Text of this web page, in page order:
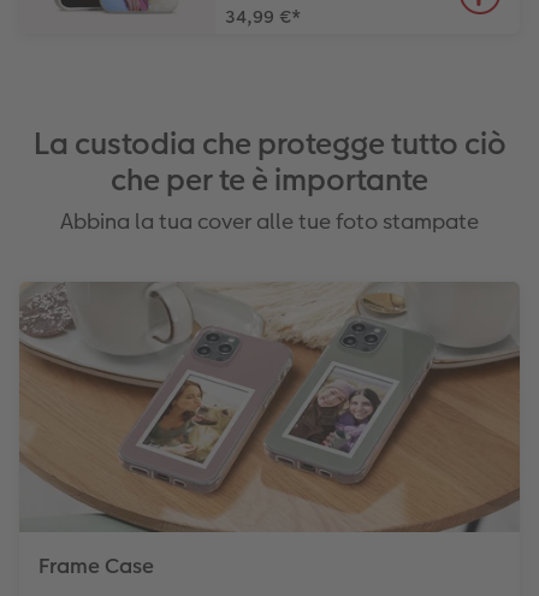
34,99 €*
La custodia che protegge tutto ciò
che per te è importante
Abbina la tua cover alle tue foto stampate
Frame Case